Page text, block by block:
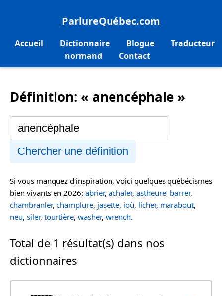
ParlureQuébec.com
Accueil Dictionnaire Blogue
Traducteur
normand
Contact
Définition: « anencéphale »
Chercher une définition
Si vous manquez d'inspiration, voici quelques québécismes
bien vivants en 2026: abrier, achaler, astheure, barrer,
chambranler, champlure, jasette, ioù, licher, marabout,
neu, siler, tourtière, washer, wrench.
Total de 1 résultat(s) dans nos
dictionnaires